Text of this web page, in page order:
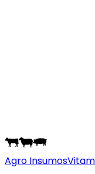
Agro Insumos